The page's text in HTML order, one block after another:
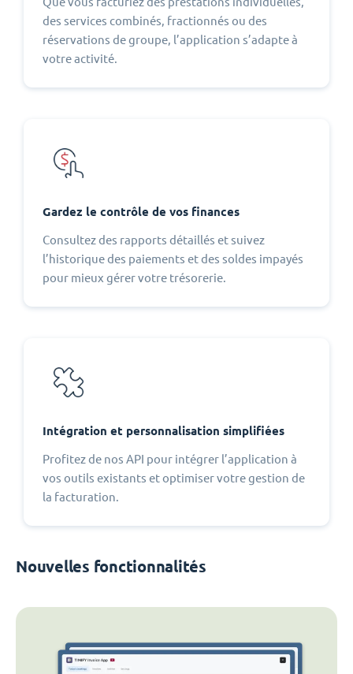
des services combinés, fractionnés ou des
réservations de groupe, l’application s’adapte à
votre activité.
Gardez le contrôle de vos finances
Consultez des rapports détaillés et suivez
l’historique des paiements et des soldes impayés
pour mieux gérer votre trésorerie.
Intégration et personnalisation simplifiées
Profitez de nos API pour intégrer l’application à
vos outils existants et optimiser votre gestion de
la facturation.
Nouvelles fonctionnalités